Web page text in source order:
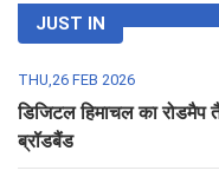
JUST IN
THU,26 FEB 2026
डिजिटल हिमाचल का रोडमैप
ब्रॉडबैंड